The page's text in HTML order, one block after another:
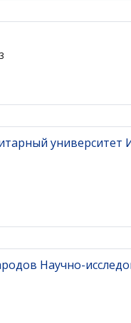
университет
Научно-